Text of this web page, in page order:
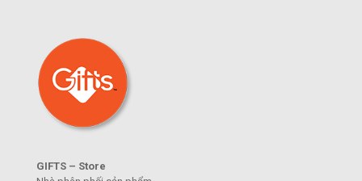
GIFTS – Store